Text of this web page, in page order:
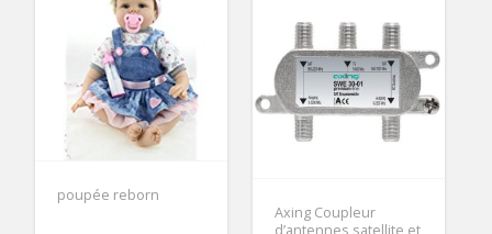
poupée reborn
Axing Coupleur
d’antennes satellite et